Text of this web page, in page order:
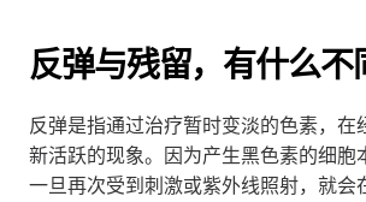
反弹与残留，有什么不
反弹是指通过治疗暂时变淡的色素，在
新活跃的现象。因为产生黑色素的细胞
一旦再次受到刺激或紫外线照射，就会